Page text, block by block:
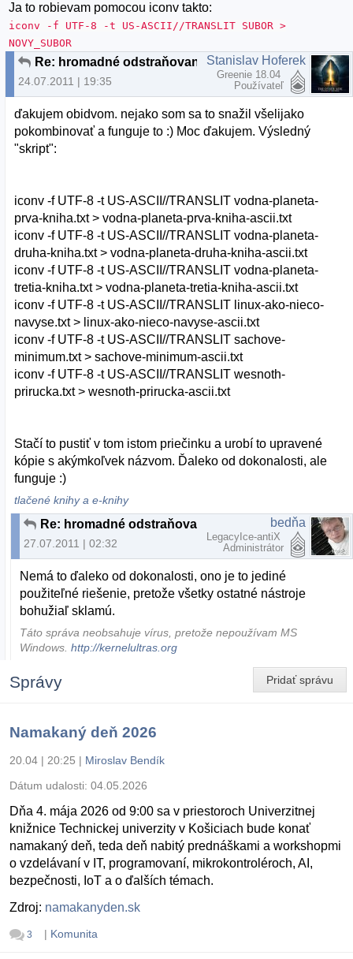
Ja to robievam pomocou iconv takto:
iconv -f UTF-8 -t US-ASCII//TRANSLIT SUBOR >
NOVY_SUBOR
Re: hromadné odstraňovanie diakritiky
24.07.2011 | 19:35
Stanislav Hoferek
Greenie 18.04
Používateľ
ďakujem obidvom. nejako som sa to snažil všelijako
pokombinovať a funguje to :) Moc ďakujem. Výsledný
"skript":
iconv -f UTF-8 -t US-ASCII//TRANSLIT vodna-planeta-
prva-kniha.txt > vodna-planeta-prva-kniha-ascii.txt
iconv -f UTF-8 -t US-ASCII//TRANSLIT vodna-planeta-
druha-kniha.txt > vodna-planeta-druha-kniha-ascii.txt
iconv -f UTF-8 -t US-ASCII//TRANSLIT vodna-planeta-
tretia-kniha.txt > vodna-planeta-tretia-kniha-ascii.txt
iconv -f UTF-8 -t US-ASCII//TRANSLIT linux-ako-nieco-
navyse.txt > linux-ako-nieco-navyse-ascii.txt
iconv -f UTF-8 -t US-ASCII//TRANSLIT sachove-
minimum.txt > sachove-minimum-ascii.txt
iconv -f UTF-8 -t US-ASCII//TRANSLIT wesnoth-
prirucka.txt > wesnoth-prirucka-ascii.txt
Stačí to pustiť v tom istom priečinku a urobí to upravené
kópie s akýmkoľvek názvom. Ďaleko od dokonalosti, ale
funguje :)
tlačené knihy a e-knihy
27.07.2011 | 02:32
bedňa
LegacyIce-antiX
Administrátor
Nemá to ďaleko od dokonalosti, ono je to jediné
použiteľné riešenie, pretože všetky ostatné nástroje
bohužiaľ sklamú.
Táto správa neobsahuje vírus, pretože nepoužívam MS
Windows.http://kernelultras.org
Pridať správu
Správy
Namakaný deň 2026
20.04 | 20:25 | Miroslav Bendík
Dátum udalosti: 04.05.2026
Dňa 4. mája 2026 od 9:00 sa v priestoroch Univerzitnej
knižnice Technickej univerzity v Košiciach bude konať
namakaný deň, teda deň nabitý prednáškami a workshopmi
o vzdelávaní v IT, programovaní, mikrokontroléroch, AI,
bezpečnosti, IoT a o ďalších témach.
Zdroj: namakanyden.sk
3 | Komunita